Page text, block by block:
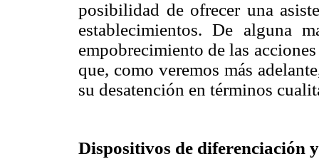
posibilidad de ofrecer una
establecimientos. De alguna
empobrecimiento de las
que, como veremos más
su desatención en términos
Dispositivos de diferenciación